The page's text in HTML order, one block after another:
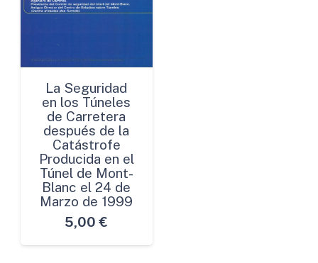
La Seguridad
en los Túneles
de Carretera
después de la
Catástrofe
Producida en el
Túnel de Mont-
Blanc el 24 de
Marzo de 1999
5,00 €